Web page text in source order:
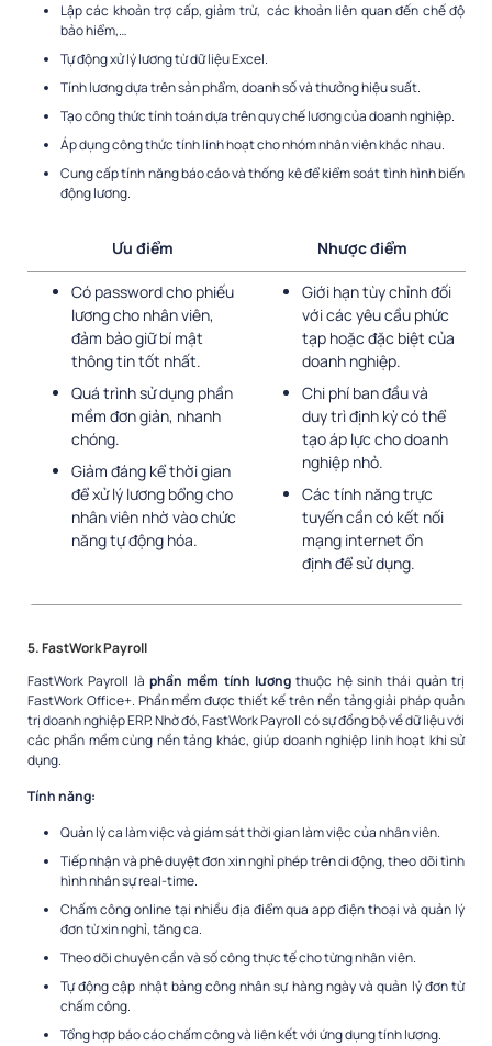
Lập các khoản trợ cấp, giảm trừ, các khoản liên quan đến chế độ
bảo hiểm,…
Tự động xử lý lương từ dữ liệu Excel.
Tính lương dựa trên sản phẩm, doanh số và thưởng hiệu suất.
Tạo công thức tính toán dựa trên quy chế lương của doanh nghiệp.
Áp dụng công thức tính linh hoạt cho nhóm nhân viên khác nhau.
Cung cấp tính năng báo cáo và thống kê để kiểm soát tình hình biến
động lương.
Ưu điểm Nhược điểm
Có password cho phiếu
lương cho nhân viên,
đảm bảo giữ bí mật
thông tin tốt nhất.
Quá trình sử dụng phần
mềm đơn giản, nhanh
chóng.
Giảm đáng kể thời gian
để xử lý lương bổng cho
nhân viên nhờ vào chức
năng tự động hóa.
Giới hạn tùy chỉnh đối
với các yêu cầu phức
tạp hoặc đặc biệt của
doanh nghiệp.
Chi phí ban đầu và
duy trì định kỳ có thể
tạo áp lực cho doanh
nghiệp nhỏ.
Các tính năng trực
tuyến cần có kết nối
mạng internet ổn
định để sử dụng.
5. FastWork Payroll
FastWork Payroll là phần mềm tính lươngthuộc hệ sinh thái quản trị
FastWork Office+. Phần mềm được thiết kế trên nền tảng giải pháp quản
trị doanh nghiệp ERP. Nhờ đó, FastWork Payroll có sự đồng bộ về dữ liệu với
các phần mềm cùng nền tảng khác, giúp doanh nghiệp linh hoạt khi sử
dụng.
Tính năng:
Quản lý ca làm việc và giám sát thời gian làm việc của nhân viên.
Tiếp nhận và phê duyệt đơn xin nghỉ phép trên di động, theo dõi tình
hình nhân sự real-time.
Chấm công online tại nhiều địa điểm qua app điện thoại và quản lý
đơn từ xin nghỉ, tăng ca.
Theo dõi chuyên cần và số công thực tế cho từng nhân viên.
Tự động cập nhật bảng công nhân sự hàng ngày và quản lý đơn từ
chấm công.
Tổng hợp báo cáo chấm công và liên kết với ứng dụng tính lương.